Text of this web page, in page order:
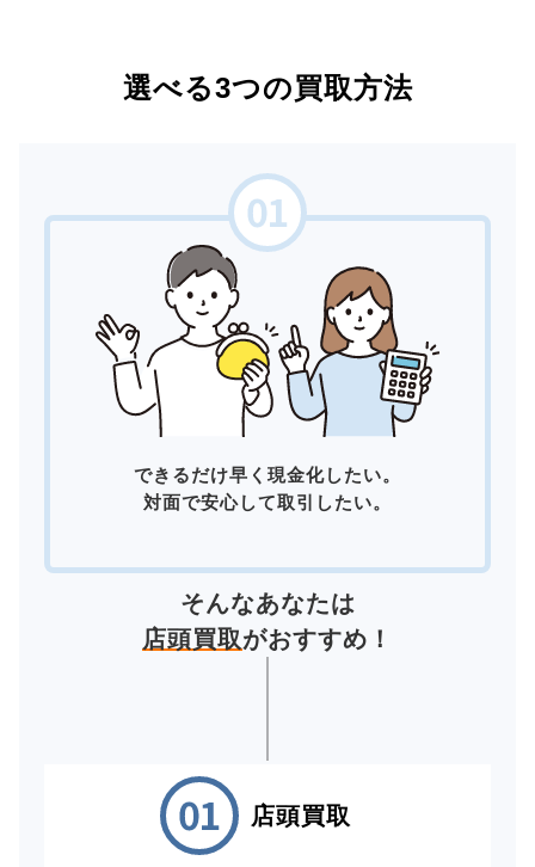
選べる3つの買取方法
できるだけ早く現金化したい。
対面で安心して取引したい。
そんなあなたは
店頭買取がおすすめ！
店頭買取